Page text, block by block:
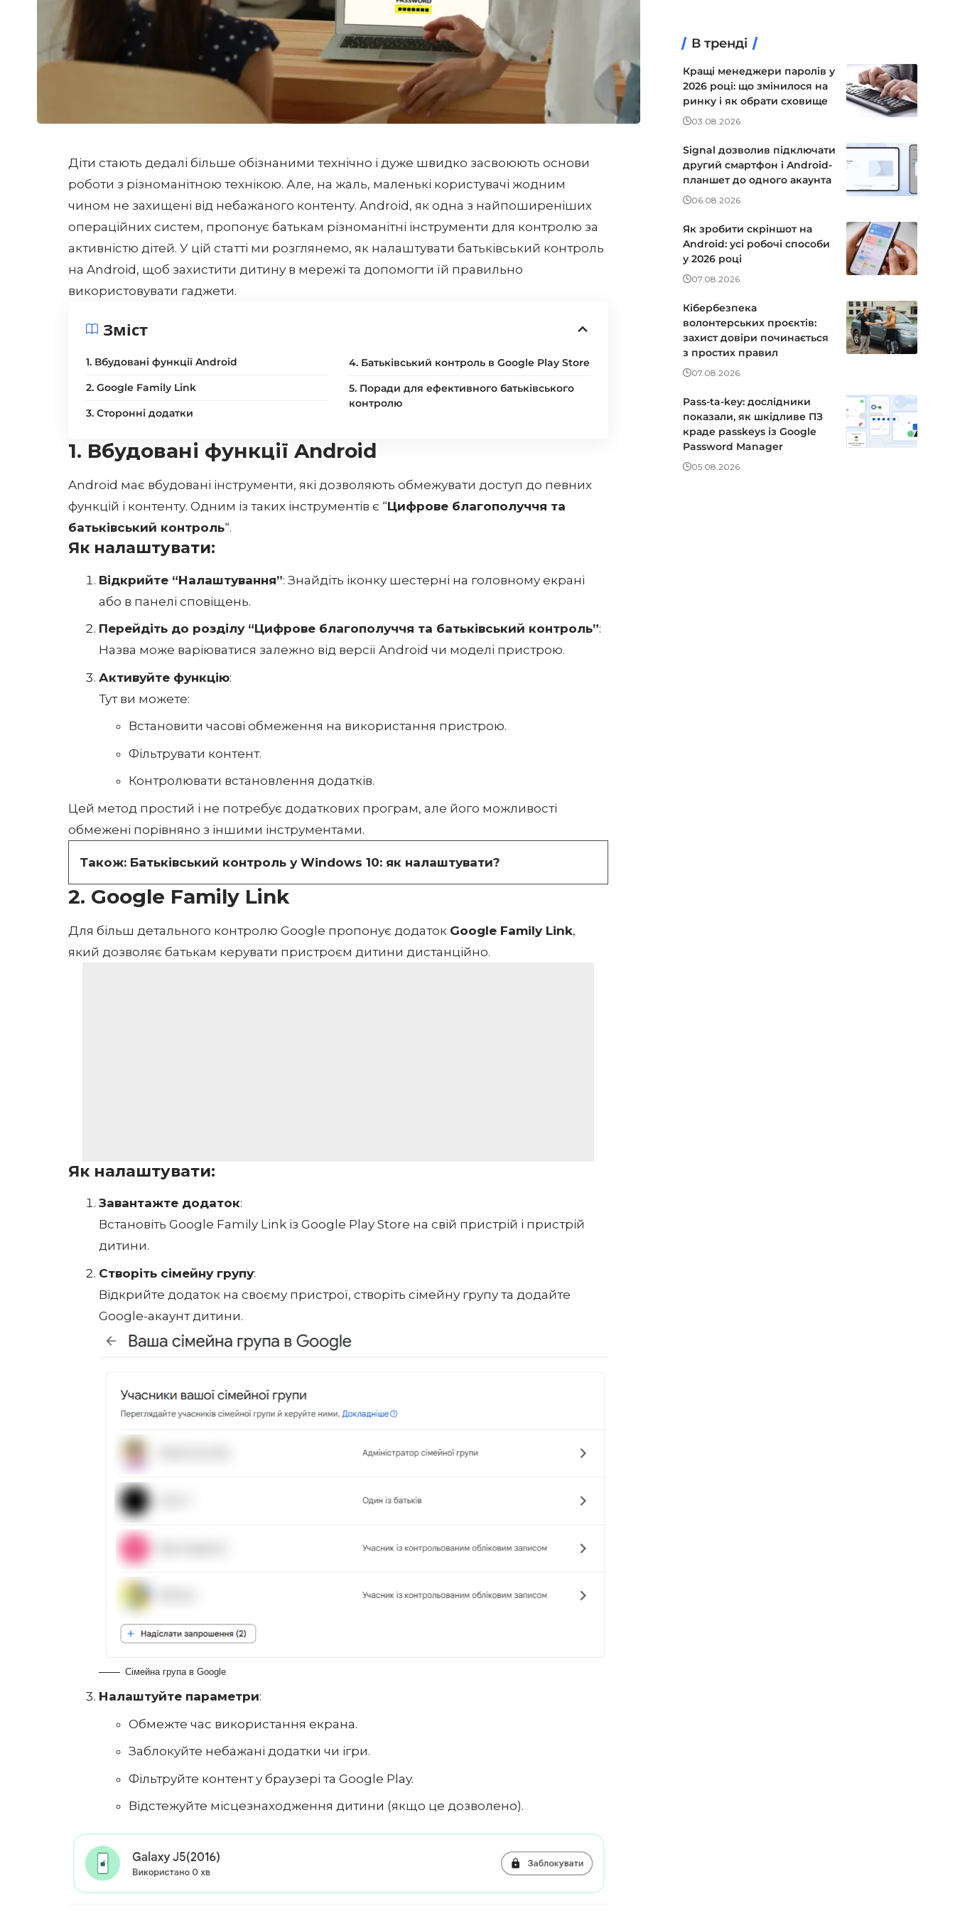
Діти стають дедалі більше обізнаними технічно і дуже швидко засвоюють основи
роботи з різноманітною технікою. Але, на жаль, маленькі користувачі жодним
чином не захищені від небажаного контенту. Android, як одна з найпоширеніших
операційних систем, пропонує батькам різноманітні інструменти для контролю за
активністю дітей. У цій статті ми розглянемо, як налаштувати батьківський контроль
на Android, щоб захистити дитину в мережі та допомогти їй правильно
використовувати гаджети.
Зміст
1. Вбудовані функції Android
2. Google Family Link
3. Сторонні додатки
4. Батьківський контроль в Google Play Store
5. Поради для ефективного батьківського
контролю
1. Вбудовані функції Android
Android має вбудовані інструменти, які дозволяють обмежувати доступ до певних
функцій і контенту. Одним із таких інструментів є “Цифрове благополуччя та
батьківський контроль“.
Як налаштувати:
Відкрийте “Налаштування”: Знайдіть іконку шестерні на головному екрані
або в панелі сповіщень.
Перейдіть до розділу “Цифрове благополуччя та батьківський контроль”:
Назва може варіюватися залежно від версії Android чи моделі пристрою.
Активуйте функцію:
Тут ви можете:
Встановити часові обмеження на використання пристрою.
Фільтрувати контент.
Контролювати встановлення додатків.
Цей метод простий і не потребує додаткових програм, але його можливості
обмежені порівняно з іншими інструментами.
Також: Батьківський контроль у Windows 10: як налаштувати?
2. Google Family Link
Для більш детального контролю Google пропонує додаток Google Family Link,
який дозволяє батькам керувати пристроєм дитини дистанційно.
Як налаштувати:
Завантажте додаток:
Встановіть Google Family Link із Google Play Store на свій пристрій і пристрій
дитини.
Створіть сімейну групу:
Відкрийте додаток на своєму пристрої, створіть сімейну групута додайте
Google-акаунт дитини.
Сімейна група в Google
Налаштуйте параметри:
Обмежте час використання екрана.
Заблокуйте небажані додатки чи ігри.
Фільтруйте контент у браузері та Google Play.
Відстежуйте місцезнаходження дитини (якщо це дозволено).
В тренді
Кращі менеджери паролів у
2026 році: що змінилося на
ринку і як обрати сховище
03.08.2026
Signal дозволив підключати
другий смартфон і Android-
планшет до одного акаунта
06.08.2026
Як зробити скріншот на
Android: усі робочі способи
у 2026 році
07.08.2026
Кібербезпека
волонтерських проєктів:
захист довіри починається
з простих правил
07.08.2026
Pass-ta-key: дослідники
показали, як шкідливе ПЗ
краде passkeys із Google
Password Manager
05.08.2026